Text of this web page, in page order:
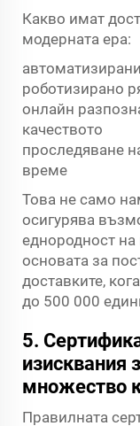
Какво имат
модерната ера:
роботизирано
онлайн
качеството
проследяване
време
Това не само
осигурява
еднородност на
основата за
доставките,
до 500 000
5.
изисквания
множество
Правилната